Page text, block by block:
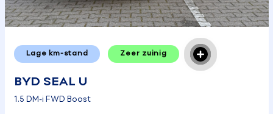
Lage km-stand Zeer zuinig
BYD SEAL U
1.5 DM-i FWD Boost